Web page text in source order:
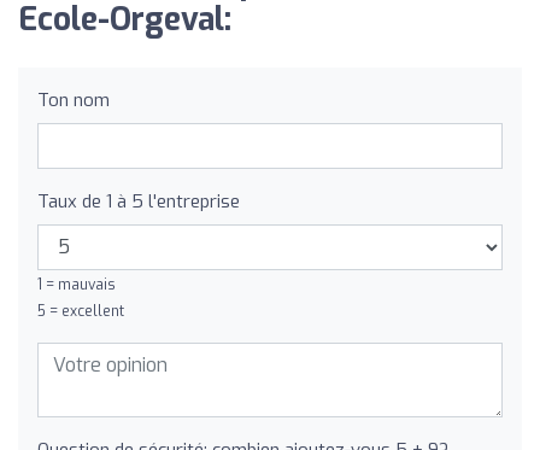
Ecole-Orgeval:
Ton nom
Taux de 1 à 5 l'entreprise
1 = mauvais
5 = excellent